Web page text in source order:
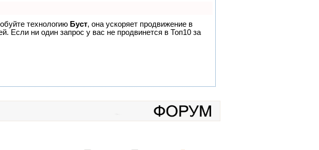
технологию Буст, она ускоряет продвижение в
Если ни один запрос у вас не продвинется в Топ10 за